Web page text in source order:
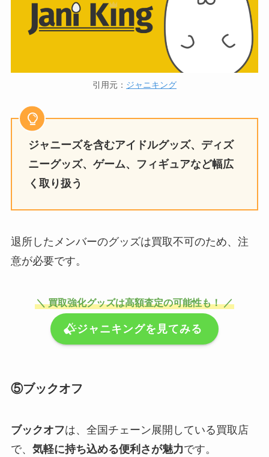
引用元： ジャニキング
ジャニーズを含むアイドルグッズ、ディズ
ニーグッズ、ゲーム、フィギュアなど幅広
く取り扱う
退所したメンバーのグッズは買取不可のため、注
意が必要です。
＼ 買取強化グッズは高額査定の可能性も！ ／
ジャニキングを見てみる
⑤ブックオフ
ブックオフは、全国チェーン展開している買取店
で、 気軽に持ち込める便利さが魅力です。